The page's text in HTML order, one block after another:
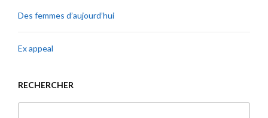
Des femmes d’aujourd’hui
Ex appeal
RECHERCHER